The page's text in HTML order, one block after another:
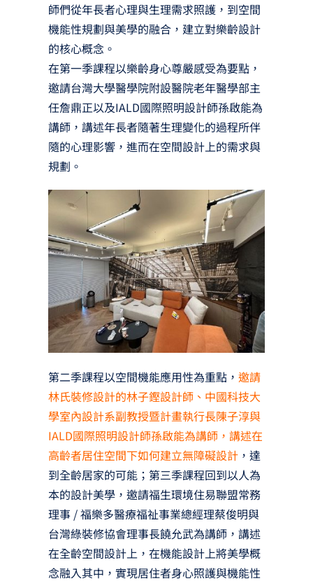
師們從年長者心理與生理需求照護，到空間
機能性規劃與美學的融合，建立對樂齡設計
的核心概念。
在第一季課程以樂齡身心尊嚴感受為要點，
邀請台灣大學醫學院附設醫院老年醫學部主
任詹鼎正以及IALD國際照明設計師孫啟能為
講師，講述年長者隨著生理變化的過程所伴
隨的心理影響，進而在空間設計上的需求與
規劃。
第二季課程以空間機能應用性為重點， 邀請
林氏裝修設計的林子鏗設計師、中國科技大
學室內設計系副教授暨計畫執行長陳子淳與
IALD國際照明設計師孫啟能為講師，講述在
高齡者居住空間下如何建立無障礙設計，達
到全齡居家的可能；第三季課程回到以人為
本的設計美學，邀請福生環境住易聯盟常務
理事 / 福樂多醫療福祉事業總經理蔡俊明與
台灣綠裝修協會理事長饒允武為講師，講述
在全齡空間設計上，在機能設計上將美學概
念融入其中，實現居住者身心照護與機能性